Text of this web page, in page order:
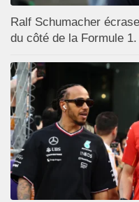
Ralf Schumacher
du côté de la Formule 1.